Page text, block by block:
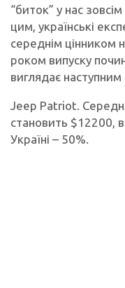
“биток” у нас
цим, українські
середнім цінником
роком випуску
виглядає
Jeep Patriot.
становить $12200,
Україні – 50%.